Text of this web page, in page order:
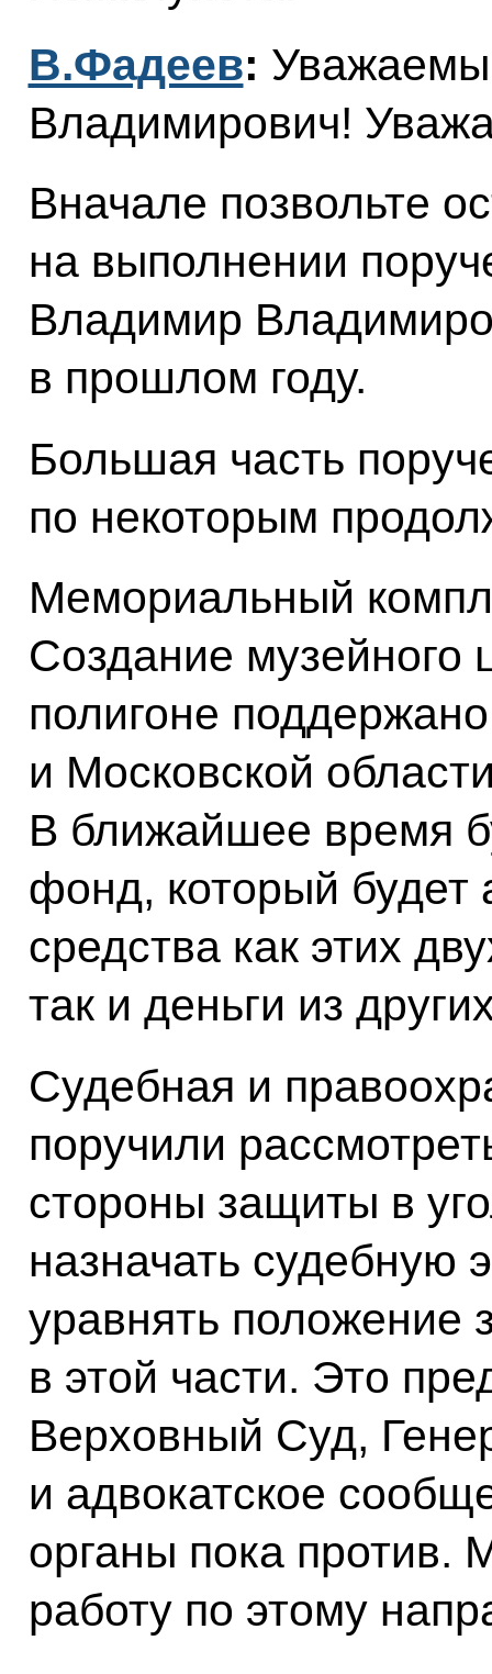
В.Фадеев:
Владимирович!
Вначале позвольте
на выполнении
Владимир
в прошлом году.
Большая часть
по некоторым
Мемориальный
Создание музейного
полигоне
и Московской
В ближайшее время
фонд, который будет
средства как этих
так и деньги из
Судебная и
поручили
стороны защиты в
назначать судебную
уравнять положение
в этой части. Это
Верховный Суд,
и адвокатское
органы пока против.
работу по этому